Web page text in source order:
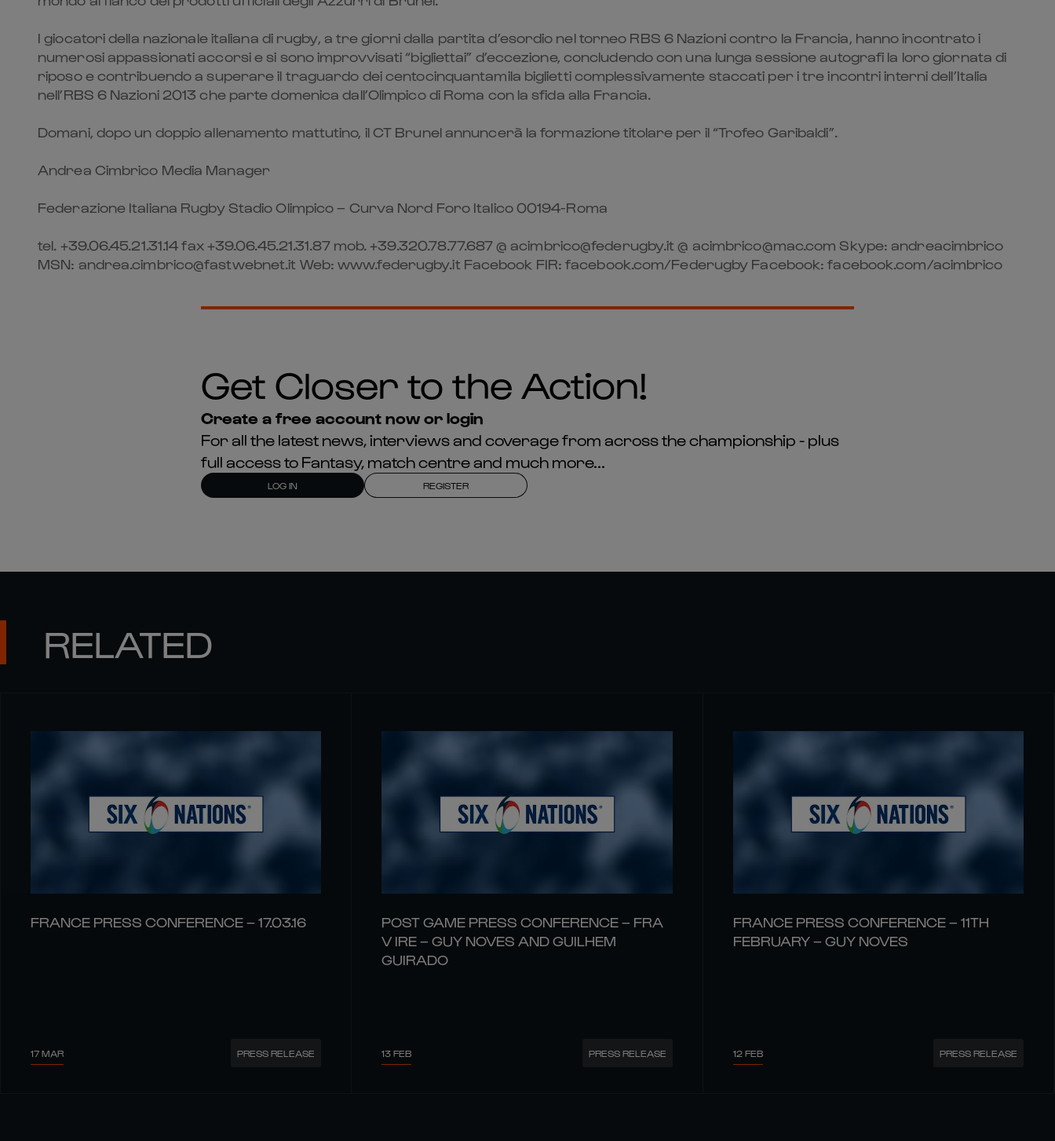
I giocatori della nazionale italiana di rugby, a tre giorni dalla partita d’esordio nel torneo RBS 6 Nazioni contro la Francia, hanno incontrato i
numerosi appassionati accorsi e si sono improvvisati “bigliettai” d’eccezione, concludendo con una lunga sessione autografi la loro giornata di
riposo e contribuendo a superare il traguardo dei centocinquantamila biglietti complessivamente staccati per i tre incontri interni dell’Italia
nell’RBS 6 Nazioni 2013 che parte domenica dall’Olimpico di Roma con la sfida alla Francia.
Domani, dopo un doppio allenamento mattutino, il CT Brunel annuncerà la formazione titolare per il “Trofeo Garibaldi”.
Andrea Cimbrico Media Manager
Federazione Italiana Rugby Stadio Olimpico – Curva Nord Foro Italico 00194-Roma
tel. +39.06.45.21.31.14 fax +39.06.45.21.31.87 mob. +39.320.78.77.687 @ acimbrico@federugby.it @ acimbrico@mac.com Skype: andreacimbrico
MSN: andrea.cimbrico@fastwebnet.it Web: www.federugby.it Facebook FIR: facebook.com/Federugby Facebook: facebook.com/acimbrico
Get Closer to the Action!
Create a free account now or login
For all the latest news, interviews and coverage from across the championship - plus
full access to Fantasy, match centre and much more...
LOG IN REGISTER
RELATED
FRANCE PRESS CONFERENCE – 17.03.16
17 MAR PRESS RELEASE
POST GAME PRESS CONFERENCE – FRA
V IRE – GUY NOVES AND GUILHEM
GUIRADO
13 FEB PRESS RELEASE
FRANCE PRESS CONFERENCE – 11TH
FEBRUARY – GUY NOVES
12 FEB PRESS RELEASE